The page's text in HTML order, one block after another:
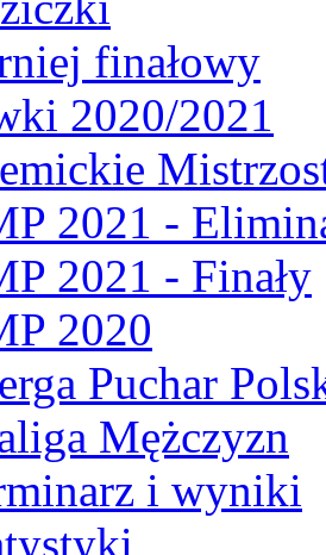
finałowy
2020/2021
2021 -
2021 - Finały
2020
Puchar
Mężczyzn
i wyniki